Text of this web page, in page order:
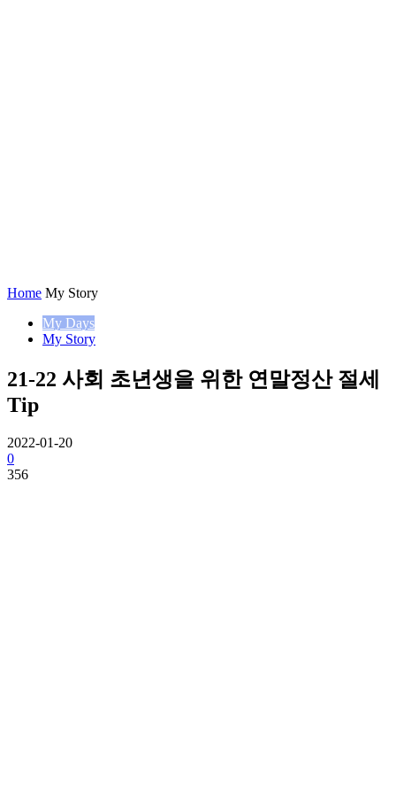
Home My Story
My Days
My Story
21-22 사회 초년생을 위한 연말정산 절세
Tip
2022-01-20
0
356